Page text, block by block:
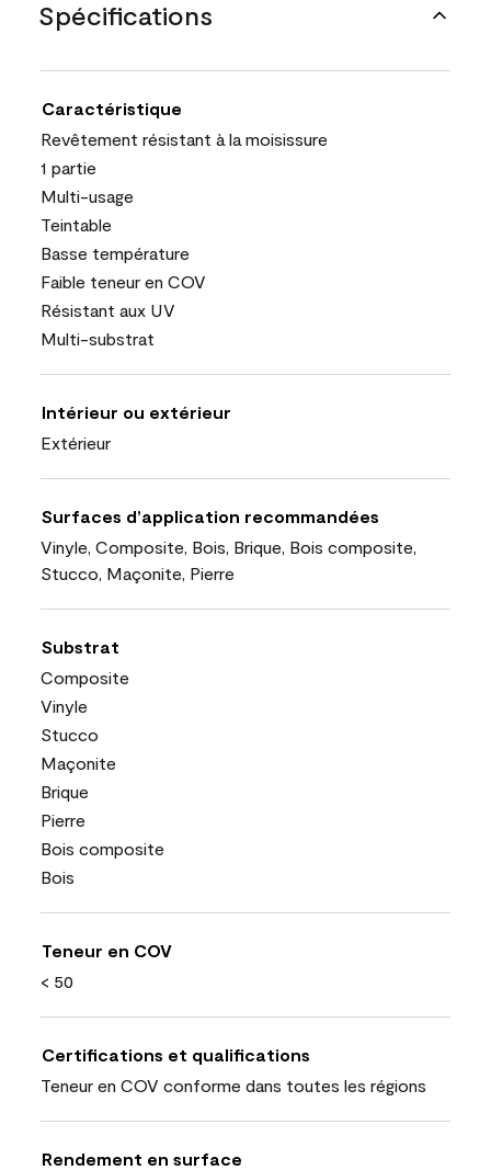
Spécifications
Caractéristique
Revêtement résistant à la moisissure
1 partie
Multi-usage
Teintable
Basse température
Faible teneur en COV
Résistant aux UV
Multi-substrat
Intérieur ou extérieur
Extérieur
Surfaces d’application recommandées
Vinyle, Composite, Bois, Brique, Bois composite,
Stucco, Maçonite, Pierre
Substrat
Composite
Vinyle
Stucco
Maçonite
Brique
Pierre
Bois composite
Bois
Teneur en COV
< 50
Certifications et qualifications
Teneur en COV conforme dans toutes les régions
Rendement en surface